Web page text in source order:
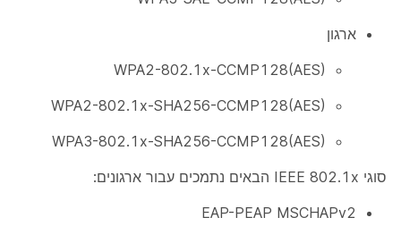
ארגון
WPA2-802.1x-CCMP128(AES)
WPA2-802.1x-SHA256-CCMP128(AES)
WPA3-802.1x-SHA256-CCMP128(AES)
סוגי IEEE 802.1x הבאים נתמכים עבור ארגונים:
EAP-PEAP MSCHAPv2